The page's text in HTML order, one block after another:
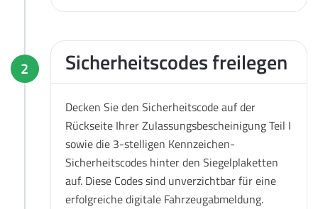
2 Sicherheitscodes freilegen
Decken Sie den Sicherheitscode auf der
Rückseite Ihrer Zulassungsbescheinigung Teil I
sowie die 3-stelligen Kennzeichen-
Sicherheitscodes hinter den Siegelplaketten
auf. Diese Codes sind unverzichtbar für eine
erfolgreiche digitale Fahrzeugabmeldung.